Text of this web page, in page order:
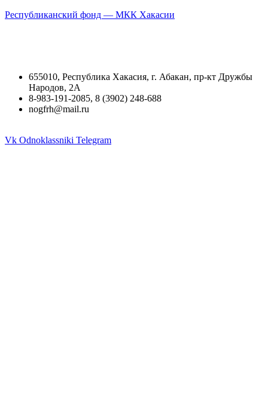
Республиканский фонд — МКК Хакасии
655010, Республика Хакасия, г. Абакан, пр-кт Дружбы
Народов, 2А
8-983-191-2085, 8 (3902) 248-688
nogfrh@mail.ru
Vk Odnoklassniki Telegram